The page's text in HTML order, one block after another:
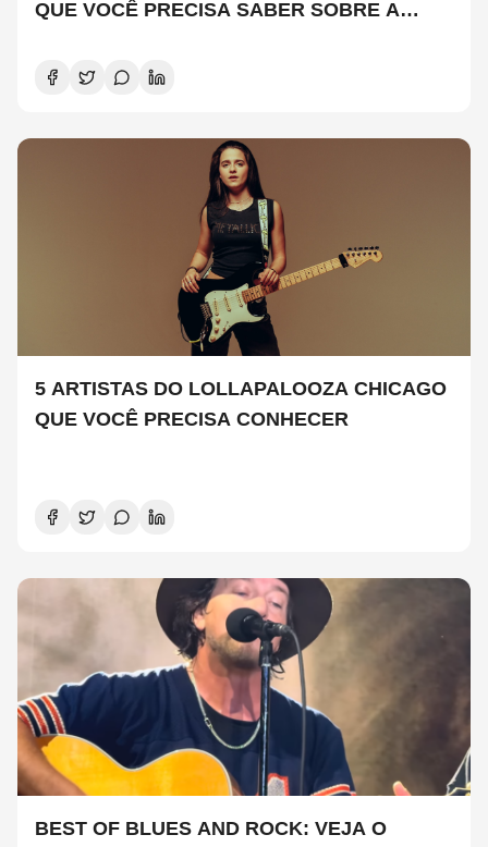
QUE VOCÊ PRECISA SABER SOBRE A
5 ARTISTAS DO LOLLAPALOOZA CHICAGO
QUE VOCÊ PRECISA CONHECER
BEST OF BLUES AND ROCK: VEJA O